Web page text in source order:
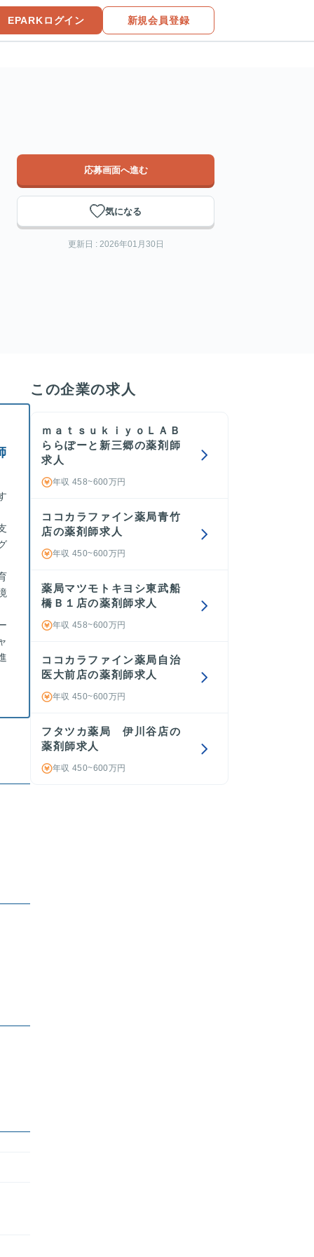
EPARKログイン 新規会員登録
応募画面へ進む
気になる
更新日 : 2026年01月30日
この企業の求人
ｍａｔｓｕｋｉｙｏＬＡＢ
ららぽーと新三郷の薬剤師
求人
年収 458~600万円
ココカラファイン薬局青竹
店の薬剤師求人
年収 450~600万円
薬局マツモトキヨシ東武船
橋Ｂ１店の薬剤師求人
年収 458~600万円
ココカラファイン薬局自治
医大前店の薬剤師求人
年収 450~600万円
フタツカ薬局 伊川谷店の
薬剤師求人
年収 450~600万円